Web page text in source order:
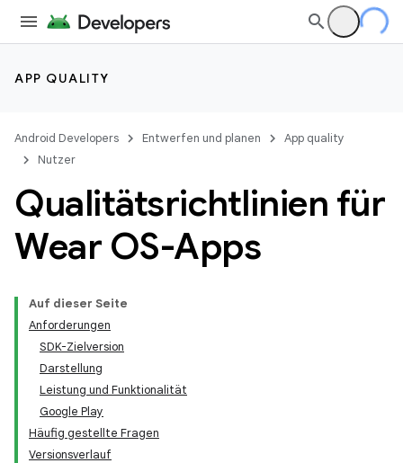
APP QUALITY
Android Developers Entwerfen und planen
App quality
Nutzer
Qualitätsrichtlinien für
Wear OS-Apps
Auf dieser Seite
Anforderungen
SDK-Zielversion
Darstellung
Leistung und Funktionalität
Google Play
Häufig gestellte Fragen
Versionsverlauf